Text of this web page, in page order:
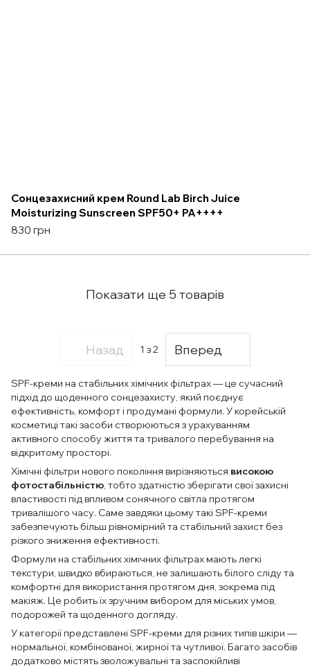
Сонцезахисний крем Round Lab Birch Juice
Moisturizing Sunscreen SPF50+ PA++++
830 грн
Показати ще 5 товарів
Назад 1 з 2 Вперед
SPF-креми на стабільних хімічних фільтрах — це сучасний
підхід до щоденного сонцезахисту, який поєднує
ефективність, комфорт і продумані формули. У корейській
косметиці такі засоби створюються з урахуванням
активного способу життя та тривалого перебування на
відкритому просторі.
Хімічні фільтри нового покоління вирізняються високою
фотостабільністю, тобто здатністю зберігати свої захисні
властивості під впливом сонячного світла протягом
тривалішого часу. Саме завдяки цьому такі SPF-креми
забезпечують більш рівномірний та стабільний захист без
різкого зниження ефективності.
Формули на стабільних хімічних фільтрах мають легкі
текстури, швидко вбираються, не залишають білого сліду та
комфортні для використання протягом дня, зокрема під
макіяж. Це робить їх зручним вибором для міських умов,
подорожей та щоденного догляду.
У категорії представлені SPF-креми для різних типів шкіри —
нормальної, комбінованої, жирної та чутливої. Багато засобів
додатково містять зволожувальні та заспокійливі